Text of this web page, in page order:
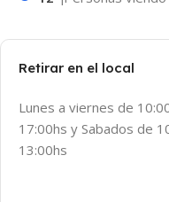
Retirar en el local
Lunes a viernes de
17:00hs y Sabados de
13:00hs